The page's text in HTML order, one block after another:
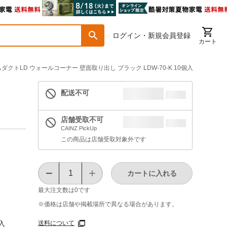
ログイン・新規会員登録
カート
ダクトLD ウォールコーナー 壁面取り出し ブラック LDW-70-K 10個入
配送不可
店舗受取不可
CAINZ PickUp
この商品は店舗受取対象外です
最大注文数は0です
カートに入れる
※価格は​店舗や​掲載場所で​異なる​場合が​あります。
送料について